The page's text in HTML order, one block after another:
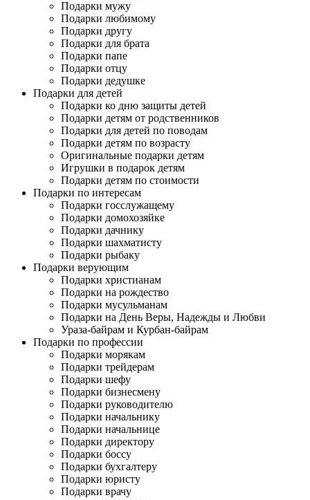
Подарки мужу
Подарки любимому
Подарки другу
Подарки для брата
Подарки папе
Подарки отцу
Подарки дедушке
Подарки для детей
Подарки ко дню защиты детей
Подарки детям от родственников
Подарки для детей по поводам
Подарки детям по возрасту
Оригинальные подарки детям
Игрушки в подарок детям
Подарки детям по стоимости
Подарки по интересам
Подарки госслужащему
Подарки домохозяйке
Подарки дачнику
Подарки шахматисту
Подарки рыбаку
Подарки верующим
Подарки христианам
Подарки на рождество
Подарки мусульманам
Подарки на День Веры, Надежды и Любви
Ураза-байрам и Курбан-байрам
Подарки по профессии
Подарки морякам
Подарки трейдерам
Подарки шефу
Подарки бизнесмену
Подарки руководителю
Подарки начальнику
Подарки начальнице
Подарки директору
Подарки боссу
Подарки бухгалтеру
Подарки юристу
Подарки врачу